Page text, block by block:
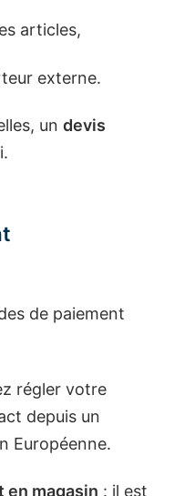
articles,
externe.
un devis
de paiement
régler votre
depuis un
Européenne.
en magasin : il est